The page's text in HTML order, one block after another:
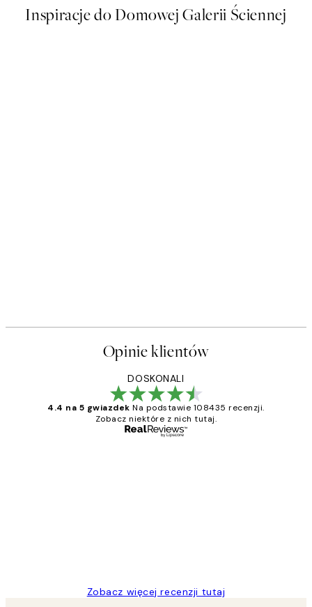
Inspiracje do Domowej Galerii Ściennej
Opinie klientów
DOSKONALI
4.4 na 5 gwiazdek Na podstawie 108435 recenzji.
Zobacz niektóre z nich tutaj.
Zobacz więcej recenzji tutaj